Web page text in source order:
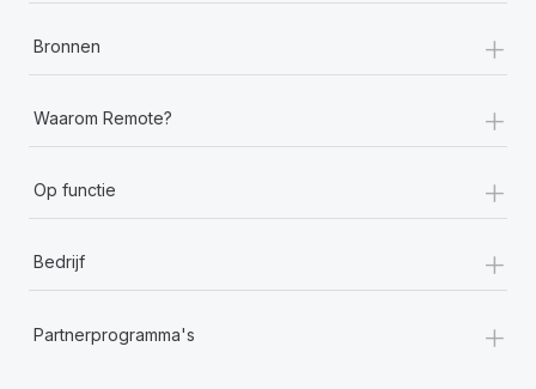
Bronnen +
Waarom Remote? +
Op functie +
Bedrijf +
Partnerprogramma's +